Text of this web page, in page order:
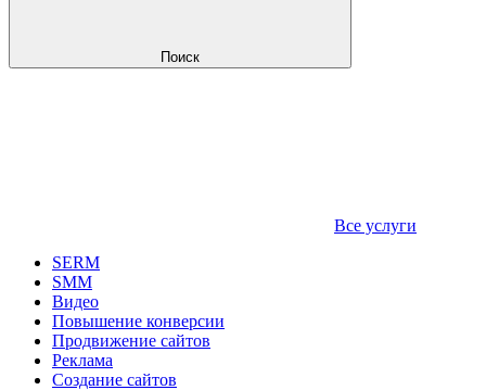
Поиск
Все услуги
SERM
SMM
Видео
Повышение конверсии
Продвижение сайтов
Реклама
Создание сайтов